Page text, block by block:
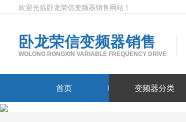
欢迎光临卧龙荣信变频器销售网站！
卧龙荣信变频器销售
WOLONG RONGXIN VARIABLE FREQUENCY DRIVE
首页 变频器分类